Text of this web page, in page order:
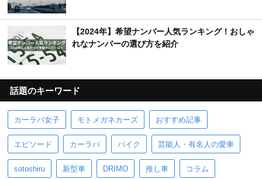
【2024年】希望ナンバー人気ランキング！おしゃ
れなナンバーの選び方を紹介
話題のキーワード
カーラバ女子 モトメガネカーズ おすすめ記事
エピソード カーラバ バイク 芸能人・有名人の愛車
sotoshiru 新型車 DRIMO 推し車 コラム